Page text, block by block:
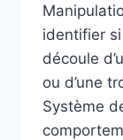
identifier
découle
ou d’une
Système